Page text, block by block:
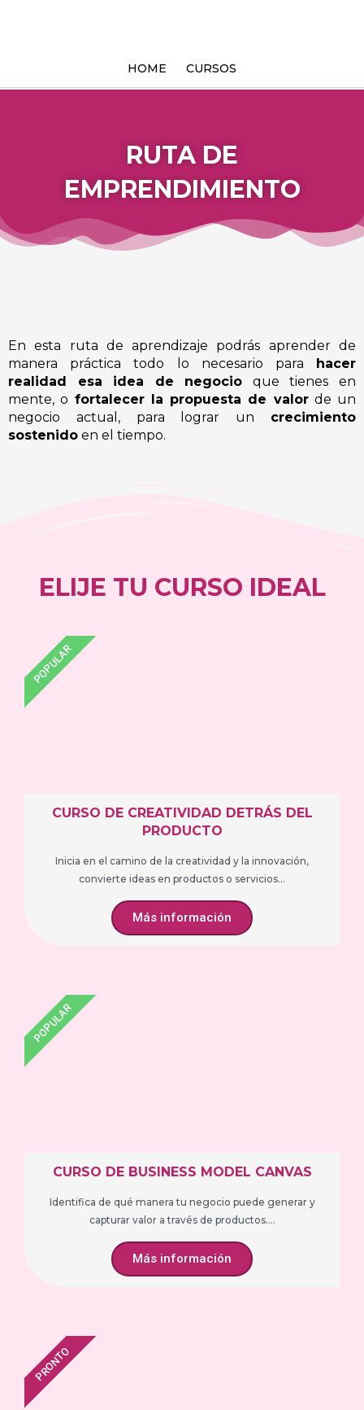
HOME CURSOS
RUTA DE
EMPRENDIMIENTO
En esta ruta de aprendizaje podrás aprender de
manera práctica todo lo necesario para hacer
realidad esa idea de negocio que tienes en
mente, o fortalecer la propuesta de valorde un
negocio actual, para lograr un crecimiento
sostenido en el tiempo.
ELIJE TU CURSO IDEAL
CURSO DE CREATIVIDAD DETRÁS DEL
PRODUCTO
Inicia en el camino de la creatividad y la innovación,
convierte ideas en productos o servicios...
Más información
POPULAR
CURSO DE BUSINESS MODEL CANVAS
Identifica de qué manera tu negocio puede generar y
capturar valor a través de productos....
Más información
POPULAR
PRONTO